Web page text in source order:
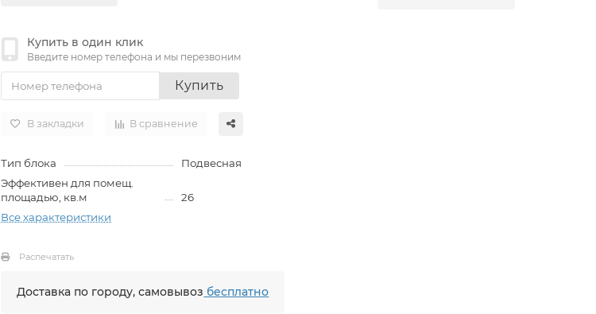
Купить в один клик
Введите номер телефона и мы перезвоним
Купить
В закладки В сравнение
Тип блока
Подвесная
Эффективен для помещ.
площадью, кв.м
26
Все характеристики
Распечатать
Доставка по городу, самовывоз бесплатно